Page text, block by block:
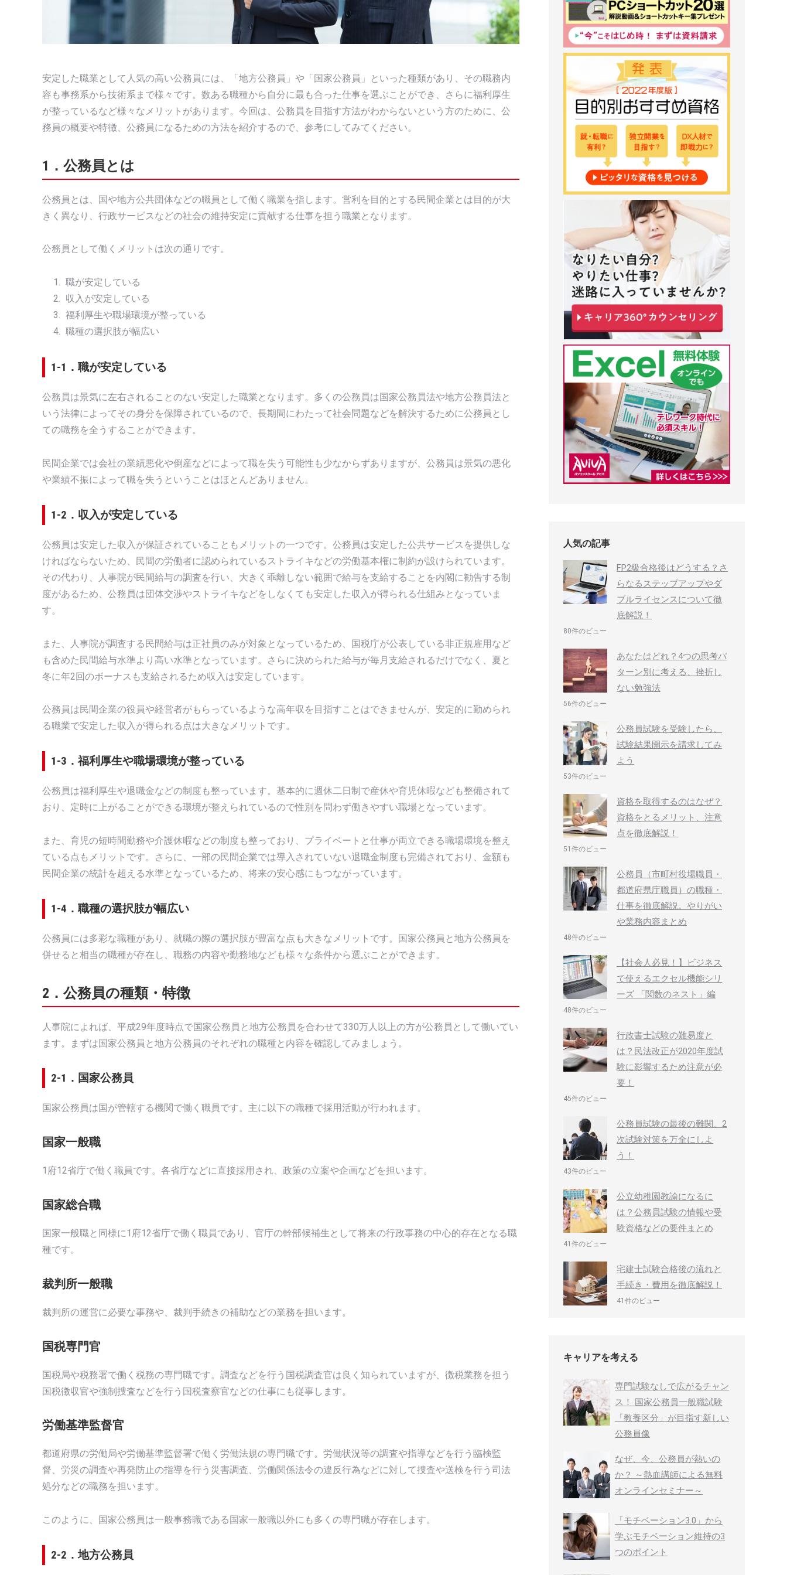
安定した職業として人気の高い公務員には、「地方公務員」や「国家公務員」といった種類があり、その職務内
容も事務系から技術系まで様々です。数ある職種から自分に最も合った仕事を選ぶことができ、さらに福利厚生
が整っているなど様々なメリットがあります。今回は、公務員を目指す方法がわからないという方のために、公
務員の概要や特徴、公務員になるための方法を紹介するので、参考にしてみてください。
1．公務員とは
公務員とは、国や地方公共団体などの職員として働く職業を指します。営利を目的とする民間企業とは目的が大
きく異なり、行政サービスなどの社会の維持安定に貢献する仕事を担う職業となります。
公務員として働くメリットは次の通りです。
職が安定している
収入が安定している
福利厚生や職場環境が整っている
職種の選択肢が幅広い
1-1．職が安定している
公務員は景気に左右されることのない安定した職業となります。多くの公務員は国家公務員法や地方公務員法と
いう法律によってその身分を保障されているので、長期間にわたって社会問題などを解決するために公務員とし
ての職務を全うすることができます。
民間企業では会社の業績悪化や倒産などによって職を失う可能性も少なからずありますが、公務員は景気の悪化
や業績不振によって職を失うということはほとんどありません。
1-2．収入が安定している
公務員は安定した収入が保証されていることもメリットの一つです。公務員は安定した公共サービスを提供しな
ければならないため、民間の労働者に認められているストライキなどの労働基本権に制約が設けられています。
その代わり、人事院が民間給与の調査を行い、大きく乖離しない範囲で給与を支給することを内閣に勧告する制
度があるため、公務員は団体交渉やストライキなどをしなくても安定した収入が得られる仕組みとなっていま
す。
また、人事院が調査する民間給与は正社員のみが対象となっているため、国税庁が公表している非正規雇用など
も含めた民間給与水準より高い水準となっています。さらに決められた給与が毎月支給されるだけでなく、夏と
冬に年2回のボーナスも支給されるため収入は安定しています。
公務員は民間企業の役員や経営者がもらっているような高年収を目指すことはできませんが、安定的に勤められ
る職業で安定した収入が得られる点は大きなメリットです。
1-3．福利厚生や職場環境が整っている
公務員は福利厚生や退職金などの制度も整っています。基本的に週休二日制で産休や育児休暇なども整備されて
おり、定時に上がることができる環境が整えられているので性別を問わず働きやすい職場となっています。
また、育児の短時間勤務や介護休暇などの制度も整っており、プライベートと仕事が両立できる職場環境を整え
ている点もメリットです。さらに、一部の民間企業では導入されていない退職金制度も完備されており、金額も
民間企業の統計を超える水準となっているため、将来の安心感にもつながっています。
1-4．職種の選択肢が幅広い
公務員には多彩な職種があり、就職の際の選択肢が豊富な点も大きなメリットです。国家公務員と地方公務員を
併せると相当の職種が存在し、職務の内容や勤務地なども様々な条件から選ぶことができます。
2．公務員の種類・特徴
人事院によれば、平成29年度時点で国家公務員と地方公務員を合わせて330万人以上の方が公務員として働いてい
ます。まずは国家公務員と地方公務員のそれぞれの職種と内容を確認してみましょう。
2-1．国家公務員
国家公務員は国が管轄する機関で働く職員です。主に以下の職種で採用活動が行われます。
国家一般職
1府12省庁で働く職員です。各省庁などに直接採用され、政策の立案や企画などを担います。
国家総合職
国家一般職と同様に1府12省庁で働く職員であり、官庁の幹部候補生として将来の行政事務の中心的存在となる職
種です。
裁判所一般職
裁判所の運営に必要な事務や、裁判手続きの補助などの業務を担います。
国税専門官
国税局や税務署で働く税務の専門職です。調査などを行う国税調査官は良く知られていますが、徴税業務を担う
国税徴収官や強制捜査などを行う国税査察官などの仕事にも従事します。
労働基準監督官
都道府県の労働局や労働基準監督署で働く労働法規の専門職です。労働状況等の調査や指導などを行う臨検監
督、労災の調査や再発防止の指導を行う災害調査、労働関係法令の違反行為などに対して捜査や送検を行う司法
処分などの職務を担います。
このように、国家公務員は一般事務職である国家一般職以外にも多くの専門職が存在します。
2-2．地方公務員
人気の記事
FP2級合格後はどうする？さ
らなるステップアップやダ
ブルライセンスについて徹
底解説！
80件のビュー
あなたはどれ？4つの思考パ
ターン別に考える、挫折し
ない勉強法
56件のビュー
公務員試験を受験したら、
試験結果開示を請求してみ
よう
53件のビュー
資格を取得するのはなぜ？
資格をとるメリット、注意
点を徹底解説！
51件のビュー
公務員（市町村役場職員・
都道府県庁職員）の職種・
仕事を徹底解説。やりがい
や業務内容まとめ
48件のビュー
【社会人必見！】ビジネス
で使えるエクセル機能シリ
ーズ 「関数のネスト」編
48件のビュー
行政書士試験の難易度と
は？民法改正が2020年度試
験に影響するため注意が必
要！
45件のビュー
公務員試験の最後の難関、2
次試験対策を万全にしよ
う！
43件のビュー
公立幼稚園教諭になるに
は？公務員試験の情報や受
験資格などの要件まとめ
41件のビュー
宅建士試験合格後の流れと
手続き・費用を徹底解説！
41件のビュー
キャリアを考える
専門試験なしで広がるチャン
ス！ 国家公務員一般職試験
「教養区分」が目指す新しい
公務員像
なぜ、今、公務員が熱いの
か？ ～熱血講師による無料
オンラインセミナー～
「モチベーション3.0」から
学ぶモチベーション維持の3
つのポイント